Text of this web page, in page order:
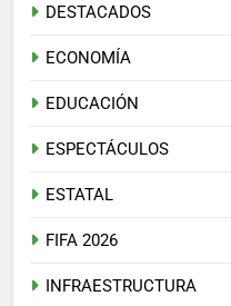
DESTACADOS
ECONOMÍA
EDUCACIÓN
ESPECTÁCULOS
ESTATAL
FIFA 2026
INFRAESTRUCTURA